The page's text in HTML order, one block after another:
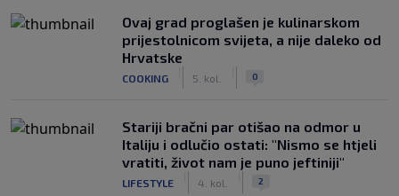
Ovaj grad proglašen je kulinarskom
prijestolnicom svijeta, a nije daleko od
Hrvatske
COOKING 5. kol. 0
Stariji bračni par otišao na odmor u
Italiju i odlučio ostati: "Nismo se htjeli
vratiti, život nam je puno jeftiniji"
LIFESTYLE 4. kol. 2